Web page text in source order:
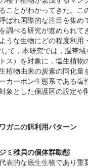
ことがわかってきた。
ばれ国際的な注目を集
調べる研究が進められ
うな生物にどの程度利
て，本研究では，温帯
ス）を対象に，塩生植
植物由来の炭素の同化
カーボン生態系である
象とした保護区の設定
ガニの餌利用パターン
ミ稚貝の個体群動態
表的な底生生物であり